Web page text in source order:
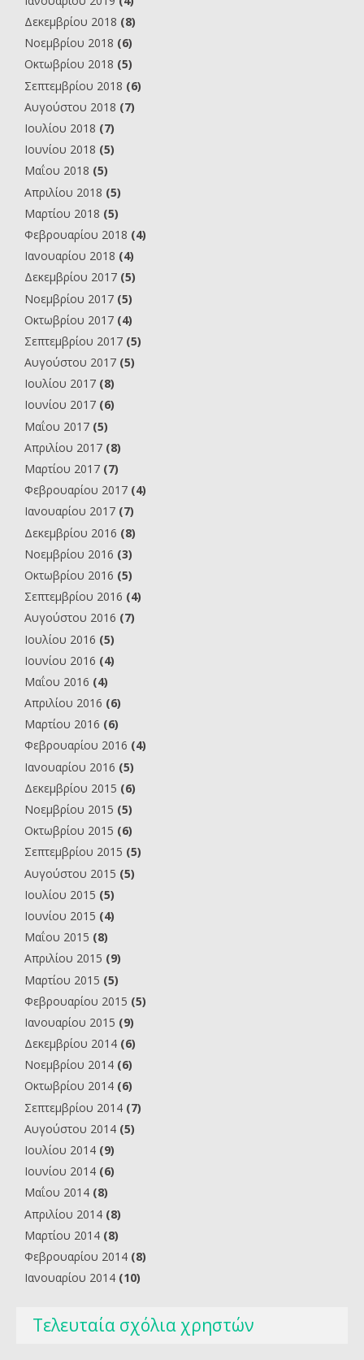
Δεκεμβρίου 2018 (8)
Νοεμβρίου 2018 (6)
Οκτωβρίου 2018 (5)
Σεπτεμβρίου 2018 (6)
Αυγούστου 2018 (7)
Ιουλίου 2018 (7)
Ιουνίου 2018 (5)
Μαΐου 2018 (5)
Απριλίου 2018 (5)
Μαρτίου 2018 (5)
Φεβρουαρίου 2018 (4)
Ιανουαρίου 2018 (4)
Δεκεμβρίου 2017 (5)
Νοεμβρίου 2017 (5)
Οκτωβρίου 2017 (4)
Σεπτεμβρίου 2017 (5)
Αυγούστου 2017 (5)
Ιουλίου 2017 (8)
Ιουνίου 2017 (6)
Μαΐου 2017 (5)
Απριλίου 2017 (8)
Μαρτίου 2017 (7)
Φεβρουαρίου 2017 (4)
Ιανουαρίου 2017 (7)
Δεκεμβρίου 2016 (8)
Νοεμβρίου 2016 (3)
Οκτωβρίου 2016 (5)
Σεπτεμβρίου 2016 (4)
Αυγούστου 2016 (7)
Ιουλίου 2016 (5)
Ιουνίου 2016 (4)
Μαΐου 2016 (4)
Απριλίου 2016 (6)
Μαρτίου 2016 (6)
Φεβρουαρίου 2016 (4)
Ιανουαρίου 2016 (5)
Δεκεμβρίου 2015 (6)
Νοεμβρίου 2015 (5)
Οκτωβρίου 2015 (6)
Σεπτεμβρίου 2015 (5)
Αυγούστου 2015 (5)
Ιουλίου 2015 (5)
Ιουνίου 2015 (4)
Μαΐου 2015 (8)
Απριλίου 2015 (9)
Μαρτίου 2015 (5)
Φεβρουαρίου 2015 (5)
Ιανουαρίου 2015 (9)
Δεκεμβρίου 2014 (6)
Νοεμβρίου 2014 (6)
Οκτωβρίου 2014 (6)
Σεπτεμβρίου 2014 (7)
Αυγούστου 2014 (5)
Ιουλίου 2014 (9)
Ιουνίου 2014 (6)
Μαΐου 2014 (8)
Απριλίου 2014 (8)
Μαρτίου 2014 (8)
Φεβρουαρίου 2014 (8)
Ιανουαρίου 2014 (10)
Τελευταία σχόλια χρηστών